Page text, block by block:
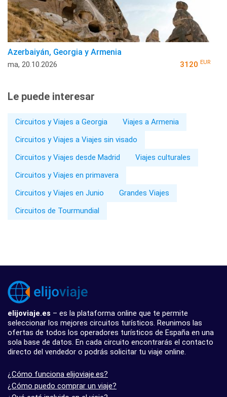
Azerbaiyán, Georgia y Armenia
ma, 20.10.2026 3120 EUR
Le puede interesar
Circuitos y Viajes a Georgia
Viajes a Armenia
Circuitos y Viajes a Viajes sin visado
Circuitos y Viajes desde Madrid
Viajes culturales
Circuitos y Viajes en primavera
Circuitos y Viajes en Junio
Grandes Viajes
Circuitos de Tourmundial
elijoviaje.es – es la plataforma online que te permite
seleccionar los mejores circuitos turísticos. Reunimos las
ofertas de todos los operadores turísticos de España en una
sola base de datos. En cada circuito encontrarás el contacto
directo del vendedor o podrás solicitar tu viaje online.
¿Cómo funciona elijoviaje.es?
¿Cómo puedo comprar un viaje?